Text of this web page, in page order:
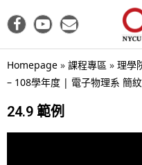
Homepage » 課程專區 » 理學
– 108學年度 | 電子物理系 簡
24.9 範例